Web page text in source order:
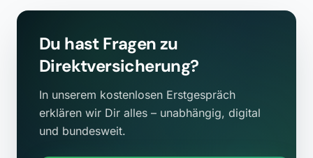
Du hast Fragen zu
Direktversicherung?
In unserem kostenlosen Erstgespräch
erklären wir Dir alles – unabhängig, digital
und bundesweit.